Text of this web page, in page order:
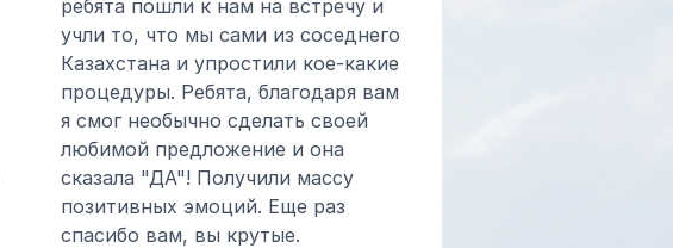
ребята пошли к нам на встречу и
учли то, что мы сами из соседнего
Казахстана и упростили кое-какие
процедуры. Ребята, благодаря вам
я смог необычно сделать своей
любимой предложение и она
сказала "ДА"! Получили массу
позитивных эмоций. Еще раз
спасибо вам, вы крутые.